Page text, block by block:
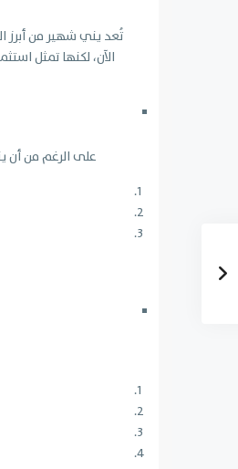
تُعد يني شهير من
الآن، لكنها تمثل
على الرغم من أن